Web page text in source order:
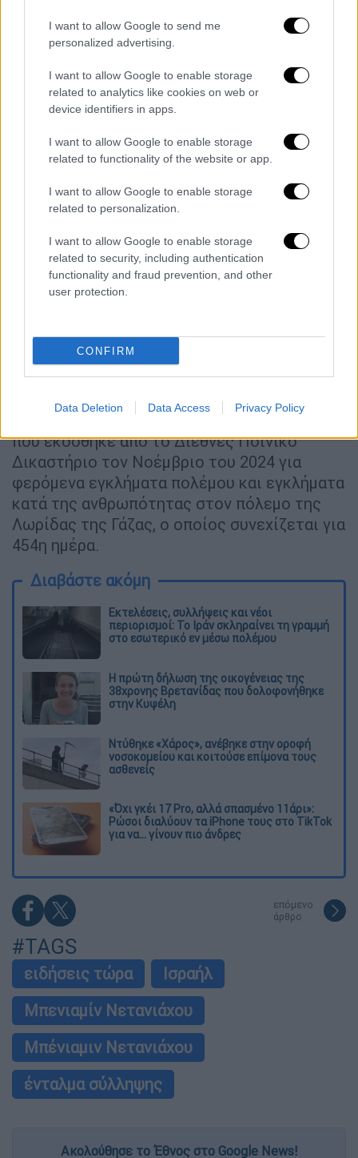
I want to allow Google to send me
personalized advertising.
I want to allow Google to enable storage
related to analytics like cookies on web or
device identifiers in apps.
I want to allow Google to enable storage
related to functionality of the website or app.
I want to allow Google to enable storage
related to personalization.
I want to allow Google to enable storage
related to security, including authentication
functionality and fraud prevention, and other
user protection.
CONFIRM
Data Deletion Data Access Privacy Policy
στη Λωρίδα της Γάζας.
σε διάφορα μέτωπα, ο πρώην υπουργός
Άμυνας πυροδότησε την οργή κομμάτων των
κλειδιών στην κυβερνητική συμμαχία του
πρωθυπουργού Νετανιάχου, διατάσσοντας
επιστράτευση 10.000 αρρένων
μελών
της κοινότητας αυτής που βρίσκονταν στο
Στο διάγγελμά του, ο κ. Γκάλαντ υποσχέθηκε
θα«συνεχίσει να εργάζεταιμε όλες
(του) τις δυνάμεις για να γυρίσουν σπίτι» οι
Λωρίδα της Γάζας από την 7η Οκτωβρίου
2023.
Σε βάρος του Γιοάβ Γκάλαντ, όπως και του κ.
Νετανιάχου, εκκρεμεί ένταλμα σύλληψης
που εκδόθηκε από το Διεθνές Ποινικό
Δικαστήριο τον Νοέμβριο του 2024 για
φερόμενα εγκλήματα πολέμου και εγκλήματα
κατά της ανθρωπότητας στον πόλεμο της
Λωρίδας της Γάζας, ο οποίος συνεχίζεται για
454η ημέρα.
Διαβάστε ακόμη
Εκτελέσεις, συλλήψεις και νέοι
περιορισμοί: Το Ιράν σκληραίνει τη γραμμή
στο εσωτερικό εν μέσω πολέμου
Η πρώτη δήλωση της οικογένειας της
38χρονης Βρετανίδας που δολοφονήθηκε
στην Κυψέλη
Ντύθηκε «Χάρος», ανέβηκε στην οροφή
νοσοκομείου και κοιτούσε επίμονα τους
ασθενείς
«Όχι γκέι 17 Pro, αλλά σπασμένο 11άρι»:
Ρώσοι διαλύουν τα iPhone τους στο TikTok
για να... γίνουν πιο άνδρες
επόμενο
άρθρο
#TAGS
ειδήσεις τώρα
Ισραήλ
Μπενιαμίν Νετανιάχου
Μπένιαμιν Νετανιάχου
ένταλμα σύλληψης
Ακολούθησε το Έθνος στο Google News!